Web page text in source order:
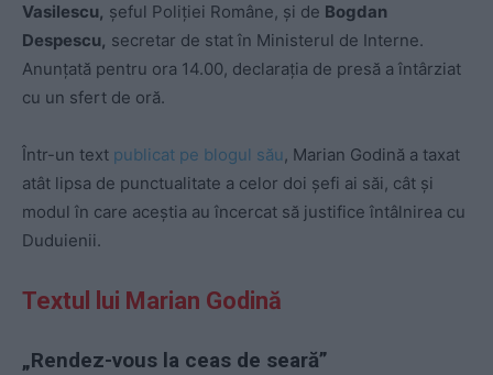
Vasilescu, șeful Poliției Române, și de Bogdan
Despescu, secretar de stat în Ministerul de Interne.
Anunțată pentru ora 14.00, declarația de presă a întârziat
cu un sfert de oră.
Într-un text publicat pe blogul său, Marian Godină a taxat
atât lipsa de punctualitate a celor doi șefi ai săi, cât și
modul în care aceștia au încercat să justifice întâlnirea cu
Duduienii.
Textul lui Marian Godină
„Rendez-vous la ceas de seară”